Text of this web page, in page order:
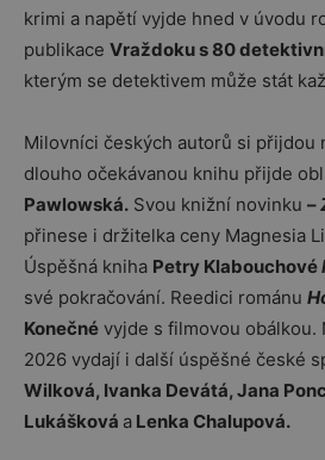
krimi a napětí vyjde hned v úvodu
publikace Vraždoku s 80
kterým se detektivem může stát
Milovníci českých autorů si přijdou
dlouho očekávanou knihu přijde
Pawlowská. Svou knižní novinku –
přinese i držitelka ceny Magnesia
Úspěšná kniha Petry Klabouchové
své pokračování. Reedici románu
Konečné vyjde s filmovou obálkou.
2026 vydají i další úspěšné české
Wilková, Ivanka Devátá, Jana
Lukášková a Lenka Chalupová.